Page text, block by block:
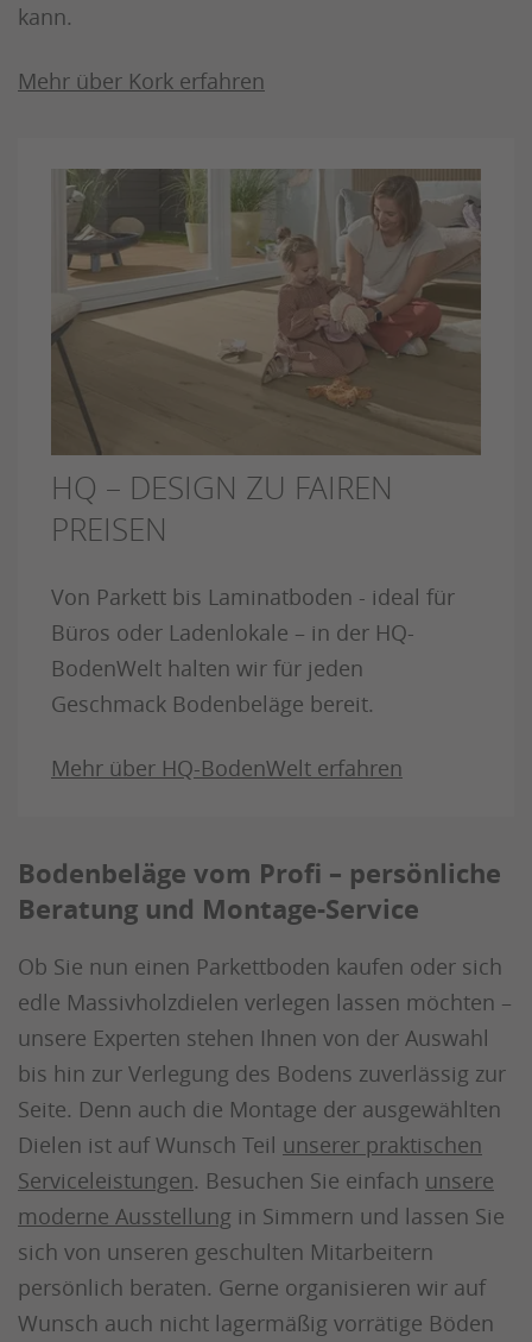
kann.
Mehr über Kork erfahren
HQ – DESIGN ZU FAIREN
PREISEN
Von Parkett bis Laminatboden - ideal für
Büros oder Ladenlokale – in der HQ-
BodenWelt halten wir für jeden
Geschmack Bodenbeläge bereit.
Mehr über HQ-BodenWelt erfahren
Bodenbeläge vom Profi – persönliche
Beratung und Montage-Service
Ob Sie nun einen Parkettboden kaufen oder sich
edle Massivholzdielen verlegen lassen möchten –
unsere Experten stehen Ihnen von der Auswahl
bis hin zur Verlegung des Bodens zuverlässig zur
Seite. Denn auch die Montage der ausgewählten
Dielen ist auf Wunsch Teil unserer praktischen
Serviceleistungen. Besuchen Sie einfach unsere
moderne Ausstellung in Simmern und lassen Sie
sich von unseren geschulten Mitarbeitern
persönlich beraten. Gerne organisieren wir auf
Wunsch auch nicht lagermäßig vorrätige Böden